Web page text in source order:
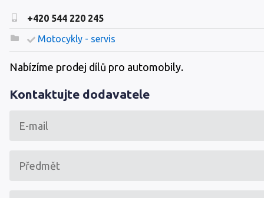
+420 544 220 245
Motocykly - servis
Nabízíme prodej dílů pro automobily.
Kontaktujte dodavatele